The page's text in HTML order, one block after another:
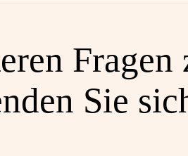
Fragen
Sie